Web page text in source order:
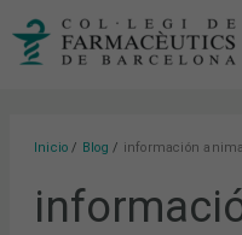
Inicio Blog información